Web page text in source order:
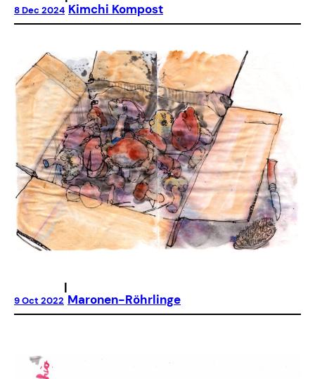
8 Dec 2024 Kimchi Kompost
9 Oct 2022
|
Maronen-Röhrlinge